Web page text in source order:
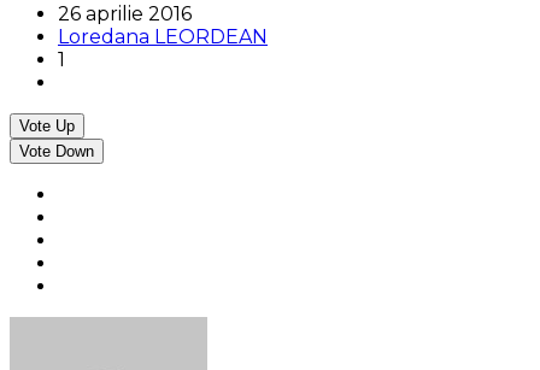
26 aprilie 2016
Loredana LEORDEAN
1
Vote Up
Vote Down